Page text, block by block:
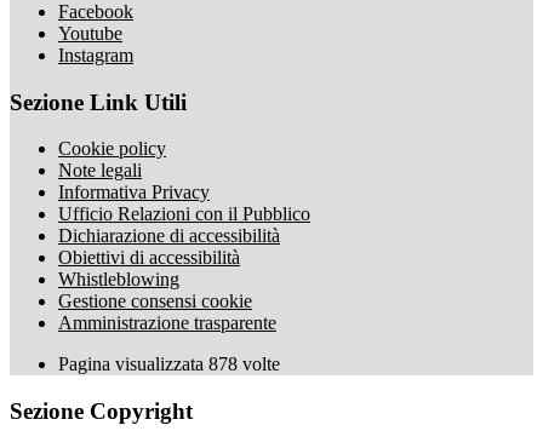
Facebook
Youtube
Instagram
Sezione Link Utili
Cookie policy
Note legali
Informativa Privacy
Ufficio Relazioni con il Pubblico
Dichiarazione di accessibilità
Obiettivi di accessibilità
Whistleblowing
Gestione consensi cookie
Amministrazione trasparente
Pagina visualizzata 878 volte
Sezione Copyright